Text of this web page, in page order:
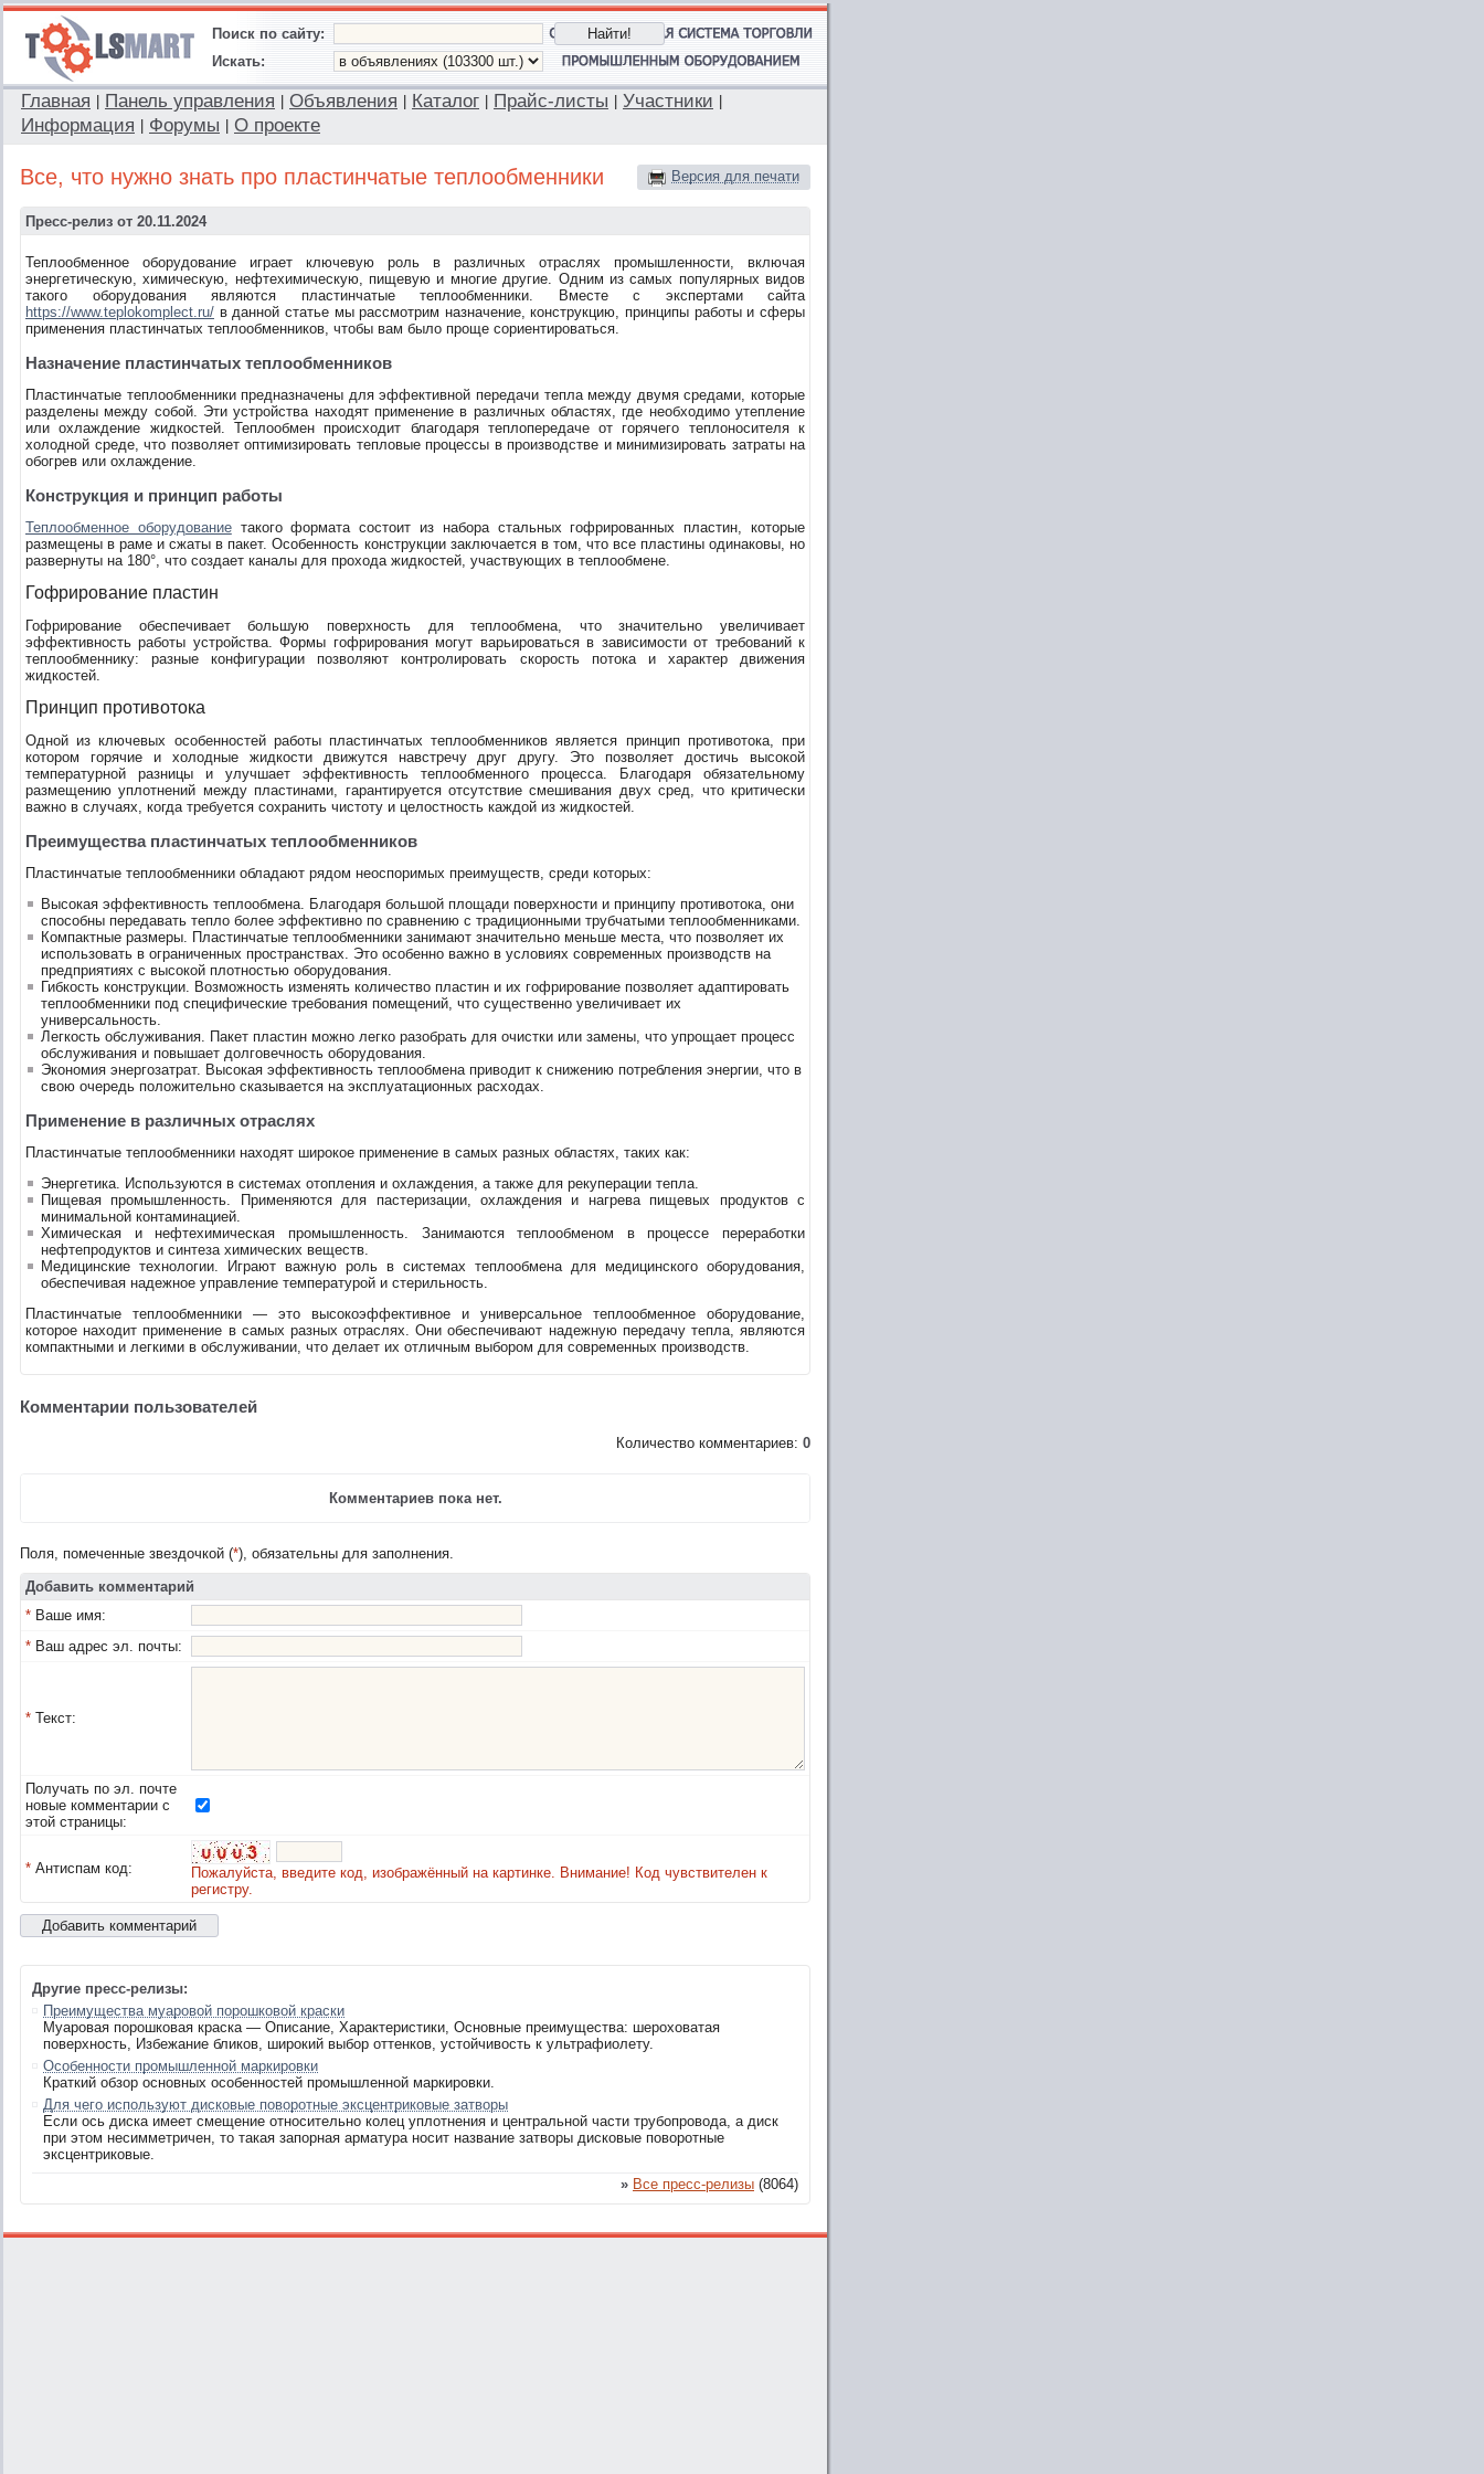
Поиск по сайту:
Искать:
Главная Панель управления Объявления Каталог Прайс-листы Участники
Информация Форумы О проекте
Версия для печати
Все, что нужно знать про пластинчатые теплообменники
Пресс-релиз от 20.11.2024
Теплообменное оборудование играет ключевую роль в различных отраслях промышленности, включая
энергетическую, химическую, нефтехимическую, пищевую и многие другие. Одним из самых популярных видов
такого оборудования являются пластинчатые теплообменники. Вместе с экспертами сайта
https://www.teplokomplect.ru/ в данной статье мы рассмотрим назначение, конструкцию, принципы работы и сферы
применения пластинчатых теплообменников, чтобы вам было проще сориентироваться.
Назначение пластинчатых теплообменников
Пластинчатые теплообменники предназначены для эффективной передачи тепла между двумя средами, которые
разделены между собой. Эти устройства находят применение в различных областях, где необходимо утепление
или охлаждение жидкостей. Теплообмен происходит благодаря теплопередаче от горячего теплоносителя к
холодной среде, что позволяет оптимизировать тепловые процессы в производстве и минимизировать затраты на
обогрев или охлаждение.
Конструкция и принцип работы
Теплообменное оборудованиетакого формата состоит из набора стальных гофрированных пластин, которые
размещены в раме и сжаты в пакет. Особенность конструкции заключается в том, что все пластины одинаковы, но
развернуты на 180°, что создает каналы для прохода жидкостей, участвующих в теплообмене.
Гофрирование пластин
Гофрирование обеспечивает большую поверхность для теплообмена, что значительно увеличивает
эффективность работы устройства. Формы гофрирования могут варьироваться в зависимости от требований к
теплообменнику: разные конфигурации позволяют контролировать скорость потока и характер движения
жидкостей.
Принцип противотока
Одной из ключевых особенностей работы пластинчатых теплообменников является принцип противотока, при
котором горячие и холодные жидкости движутся навстречу друг другу. Это позволяет достичь высокой
температурной разницы и улучшает эффективность теплообменного процесса. Благодаря обязательному
размещению уплотнений между пластинами, гарантируется отсутствие смешивания двух сред, что критически
важно в случаях, когда требуется сохранить чистоту и целостность каждой из жидкостей.
Преимущества пластинчатых теплообменников
Пластинчатые теплообменники обладают рядом неоспоримых преимуществ, среди которых:
Высокая эффективность теплообмена. Благодаря большой площади поверхности и принципу противотока, они
способны передавать тепло более эффективно по сравнению с традиционными трубчатыми теплообменниками.
Компактные размеры. Пластинчатые теплообменники занимают значительно меньше места, что позволяет их
использовать в ограниченных пространствах. Это особенно важно в условиях современных производств на
предприятиях с высокой плотностью оборудования.
Гибкость конструкции. Возможность изменять количество пластин и их гофрирование позволяет адаптировать
теплообменники под специфические требования помещений, что существенно увеличивает их
универсальность.
Легкость обслуживания. Пакет пластин можно легко разобрать для очистки или замены, что упрощает процесс
обслуживания и повышает долговечность оборудования.
Экономия энергозатрат. Высокая эффективность теплообмена приводит к снижению потребления энергии, что в
свою очередь положительно сказывается на эксплуатационных расходах.
Применение в различных отраслях
Пластинчатые теплообменники находят широкое применение в самых разных областях, таких как:
Энергетика. Используются в системах отопления и охлаждения, а также для рекуперации тепла.
Пищевая промышленность. Применяются для пастеризации, охлаждения и нагрева пищевых продуктов с
минимальной контаминацией.
Химическая и нефтехимическая промышленность. Занимаются теплообменом в процессе переработки
нефтепродуктов и синтеза химических веществ.
Медицинские технологии. Играют важную роль в системах теплообмена для медицинского оборудования,
обеспечивая надежное управление температурой и стерильность.
Пластинчатые теплообменники — это высокоэффективное и универсальное теплообменное оборудование,
которое находит применение в самых разных отраслях. Они обеспечивают надежную передачу тепла, являются
компактными и легкими в обслуживании, что делает их отличным выбором для современных производств.
Комментарии пользователей
Количество комментариев: 0
Комментариев пока нет.
Поля, помеченные звездочкой (*), обязательны для заполнения.
Добавить комментарий
* Ваше имя:
* Ваш адрес эл. почты:
* Текст:
Получать по эл. почте
новые комментарии с
этой страницы:
* Антиспам код:
Пожалуйста, введите код, изображённый на картинке. Внимание! Код чувствителен к
регистру.
Другие пресс-релизы:
Преимущества муаровой порошковой краски
Муаровая порошковая краска — Описание, Характеристики, Основные преимущества: шероховатая
поверхность, Избежание бликов, широкий выбор оттенков, устойчивость к ультрафиолету.
Особенности промышленной маркировки
Краткий обзор основных особенностей промышленной маркировки.
Для чего используют дисковые поворотные эксцентриковые затворы
Если ось диска имеет смещение относительно колец уплотнения и центральной части трубопровода, а диск
при этом несимметричен, то такая запорная арматура носит название затворы дисковые поворотные
эксцентриковые.
» Все пресс-релизы (8064)